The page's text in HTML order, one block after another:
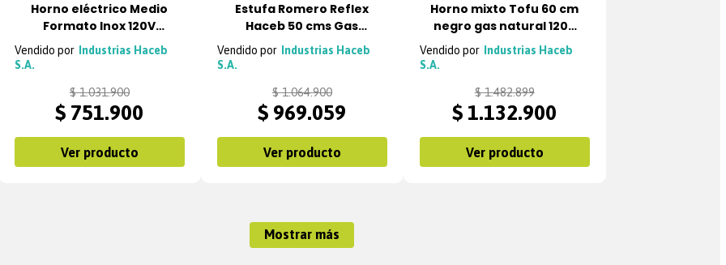
Horno eléctrico Medio
Formato Inox 120V
Haceb
Industrias Haceb
S.A.
$ 1.031.900
$ 751.900
Ver producto
Estufa Romero Reflex
Haceb 50 cms Gas
Natural
Industrias Haceb
S.A.
$ 1.064.900
$ 969.059
Ver producto
Horno mixto Tofu 60 cm
negro gas natural 120V
Haceb
Industrias Haceb
S.A.
$ 1.482.899
$ 1.132.900
Ver producto
Mostrar más